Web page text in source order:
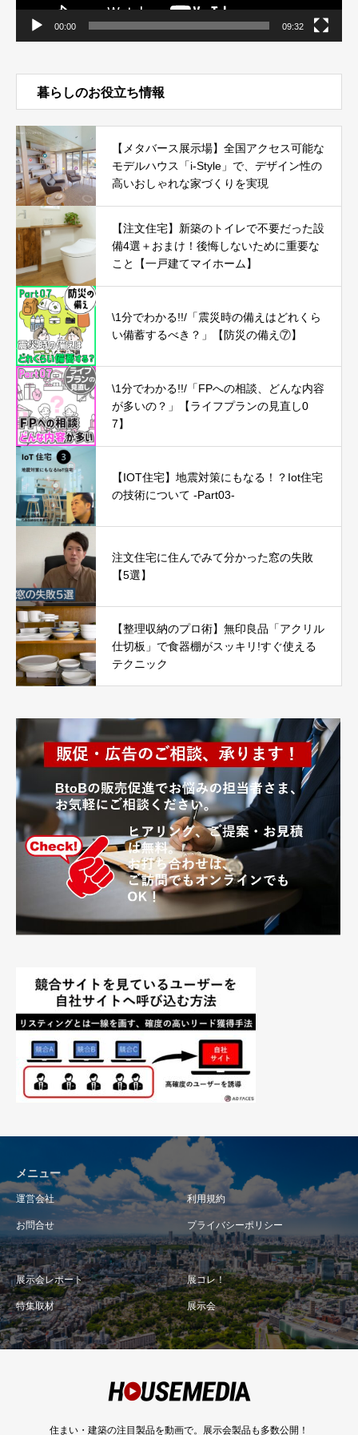
00:00 09:32
暮らしのお役立ち情報
【メタバース展示場】全国アクセス可能な
モデルハウス「i-Style」で、デザイン性の
高いおしゃれな家づくりを実現
【注文住宅】新築のトイレで不要だった設
備4選＋おまけ！後悔しないために重要な
こと【一戸建てマイホーム】
\1分でわかる!!/「震災時の備えはどれくら
い備蓄するべき？」【防災の備え⑦】
\1分でわかる!!/「FPへの相談、どんな内容
が多いの？」【ライフプランの見直し0
7】
【IOT住宅】地震対策にもなる！？Iot住宅
の技術について -Part03-
注文住宅に住んでみて分かった窓の失敗
【5選】
【整理収納のプロ術】無印良品「アクリル
仕切板」で食器棚がスッキリ!すぐ使える
テクニック
メニュー
運営会社 利用規約
お問合せ プライバシーポリシー
展示会レポート 展コレ！
特集取材 展示会
住まい・建築の注目製品を動画で。展示会製品も多数公開！